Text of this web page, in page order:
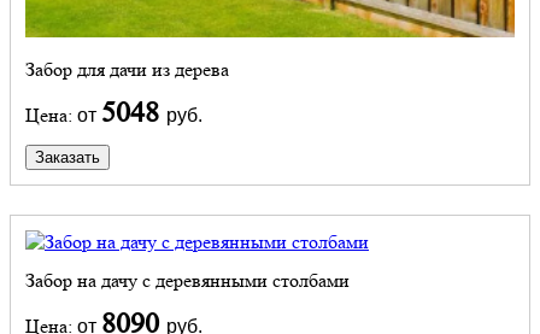
Забор для дачи из дерева
Цена: от 5048 руб.
Заказать
Забор на дачу с деревянными столбами
Цена: от 8090 руб.